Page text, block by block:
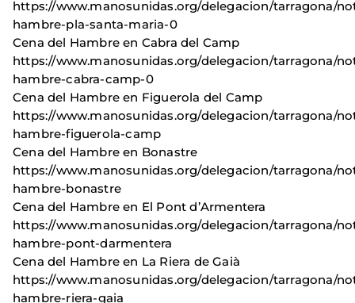
https://www.manosunidas.org/delegacion/tarragona/
hambre-pla-santa-maria-0
Cena del Hambre en Cabra del Camp
https://www.manosunidas.org/delegacion/tarragona/
hambre-cabra-camp-0
Cena del Hambre en Figuerola del Camp
https://www.manosunidas.org/delegacion/tarragona/
hambre-figuerola-camp
Cena del Hambre en Bonastre
https://www.manosunidas.org/delegacion/tarragona/
hambre-bonastre
Cena del Hambre en El Pont d’Armentera
https://www.manosunidas.org/delegacion/tarragona/
hambre-pont-darmentera
Cena del Hambre en La Riera de Gaià
https://www.manosunidas.org/delegacion/tarragona/
hambre-riera-gaia